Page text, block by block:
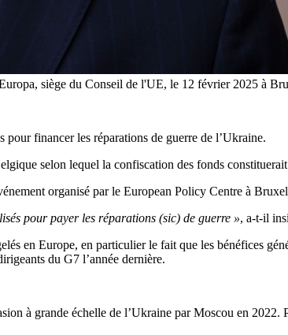
siège du Conseil de l'UE, le 12 février 2025 à
financer les réparations de guerre de l’Ukraine.
selon lequel la confiscation des fonds constituerait
organisé par le European Policy Centre à
pour payer les réparations (sic) de guerre », a-t-il
en Europe, en particulier le fait que les bénéfices
du G7 l’année dernière.
à grande échelle de l’Ukraine par Moscou en 2022.